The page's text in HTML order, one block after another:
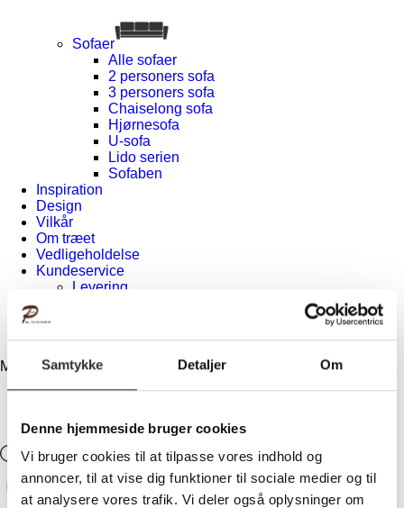
Samtykke Detaljer Om
Denne hjemmeside bruger cookies
Vi bruger cookies til at tilpasse vores indhold og
annoncer, til at vise dig funktioner til sociale medier og til
at analysere vores trafik. Vi deler også oplysninger om
Sofaer
Alle sofaer
2 personers sofa
3 personers sofa
Chaiselong sofa
Hjørnesofa
U-sofa
Lido serien
Sofaben
Inspiration
Design
Vilkår
Om træet
Vedligeholdelse
Kundeservice
Levering
Menu
Søg Konto 0 Kurv
20%